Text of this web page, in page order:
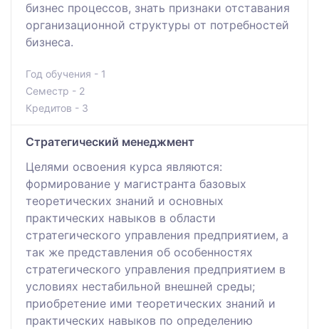
бизнес процессов, знать признаки отставания
организационной структуры от потребностей
бизнеса.
Год обучения - 1
Семестр - 2
Кредитов - 3
Стратегический менеджмент
Целями освоения курса являются:
формирование у магистранта базовых
теоретических знаний и основных
практических навыков в области
стратегического управления предприятием, а
так же представления об особенностях
стратегического управления предприятием в
условиях нестабильной внешней среды;
приобретение ими теоретических знаний и
практических навыков по определению